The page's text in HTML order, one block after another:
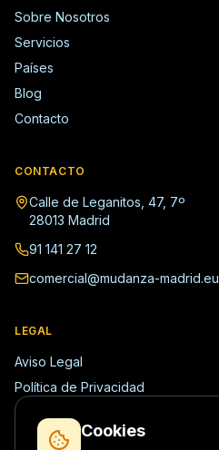
Sobre Nosotros
Servicios
Países
Blog
Contacto
CONTACTO
Calle de Leganitos, 47, 7º
28013 Madrid
91 141 27 12
comercial@mudanza-madrid.eu
LEGAL
Aviso Legal
Política de Privacidad
Política de Cookies
Cookies